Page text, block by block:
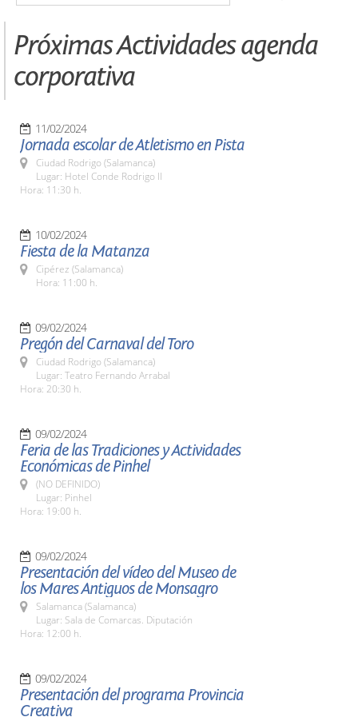
Próximas Actividades agenda
corporativa
11/02/2024
Jornada escolar de Atletismo en Pista
Ciudad Rodrigo (Salamanca)
Lugar: Hotel Conde Rodrigo II
Hora: 11:30 h.
10/02/2024
Fiesta de la Matanza
Cipérez (Salamanca)
Hora: 11:00 h.
09/02/2024
Pregón del Carnaval del Toro
Ciudad Rodrigo (Salamanca)
Lugar: Teatro Fernando Arrabal
Hora: 20:30 h.
09/02/2024
Feria de las Tradiciones y Actividades
Económicas de Pinhel
(NO DEFINIDO)
Lugar: Pinhel
Hora: 19:00 h.
09/02/2024
Presentación del vídeo del Museo de
los Mares Antiguos de Monsagro
Salamanca (Salamanca)
Lugar: Sala de Comarcas. Diputación
Hora: 12:00 h.
09/02/2024
Presentación del programa Provincia
Creativa